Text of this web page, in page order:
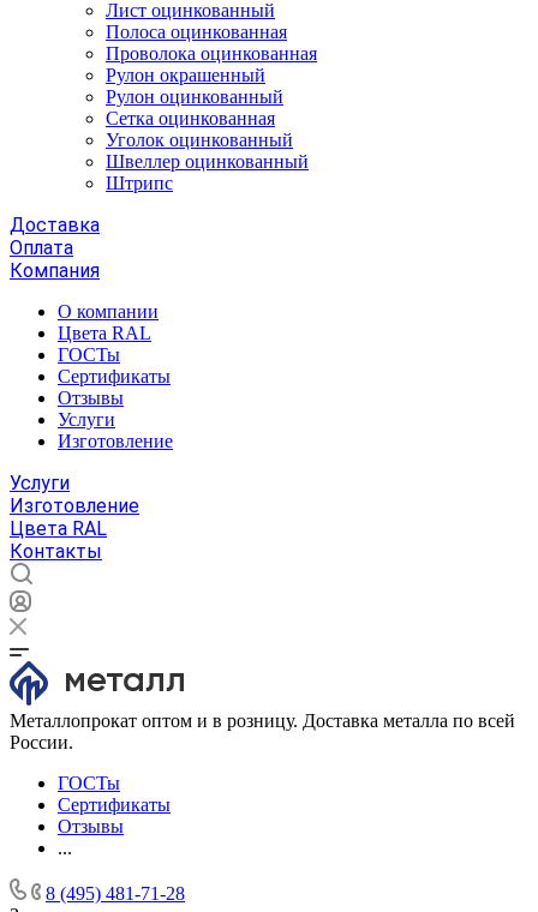
Лист оцинкованный
Полоса оцинкованная
Проволока оцинкованная
Рулон окрашенный
Рулон оцинкованный
Сетка оцинкованная
Уголок оцинкованный
Швеллер оцинкованный
Штрипс
Доставка
Оплата
Компания
О компании
Цвета RAL
ГОСТы
Сертификаты
Отзывы
Услуги
Изготовление
Услуги
Изготовление
Цвета RAL
Контакты
Металлопрокат оптом и в розницу. Доставка металла по всей
России.
ГОСТы
Сертификаты
Отзывы
...
8 (495) 481-71-28